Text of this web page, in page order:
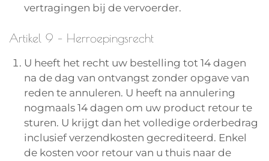
vertragingen bij de vervoerder.
Artikel 9 – Herroepingsrecht
U heeft het recht uw bestelling tot 14 dagen
na de dag van ontvangst zonder opgave van
reden te annuleren. U heeft na annulering
nogmaals 14 dagen om uw product retour te
sturen. U krijgt dan het volledige orderbedrag
inclusief verzendkosten gecrediteerd. Enkel
de kosten voor retour van u thuis naar de